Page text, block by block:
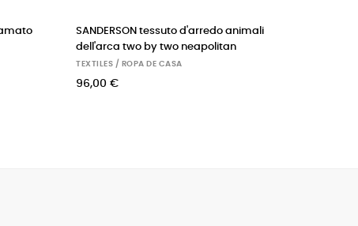
CASADECO tessuto d'arredo mini pois
TEXTILES / ROPA DE CASA
SANDERSON